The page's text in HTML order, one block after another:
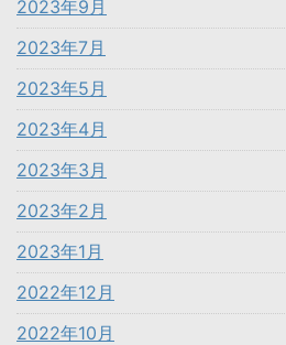
2023年9月
2023年7月
2023年5月
2023年4月
2023年3月
2023年2月
2023年1月
2022年12月
2022年10月